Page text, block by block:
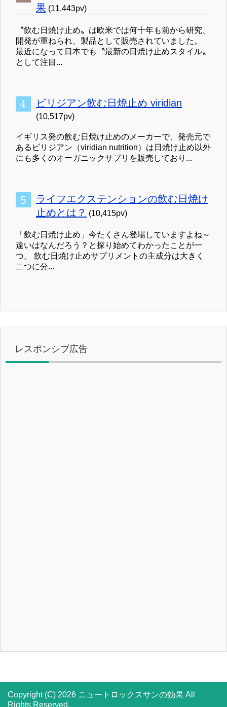
果 (11,443pv)
〝飲む日焼け止め〟は欧米では何十年も前から研究、
開発が重ねられ、製品として販売されていました。
最近になって日本でも〝最新の日焼け止めスタイル〟
として注目...
ビリジアン飲む日焼止め viridian
(10,517pv)
イギリス発の飲む日焼け止めのメーカーで、発売元で
あるビリジアン（viridian nutrition）は日焼け止め以外
にも多くのオーガニックサプリを販売しており...
ライフエクステンションの飲む日焼け
止めとは？ (10,415pv)
「飲む日焼け止め」今たくさん登場していますよね～
違いはなんだろう？と探り始めてわかったことが一
つ。 飲む日焼け止めサプリメントの主成分は大きく
二つに分...
レスポンシブ広告
Copyright (C) 2026 ニュートロックスサンの効果 All
Rights Reserved.